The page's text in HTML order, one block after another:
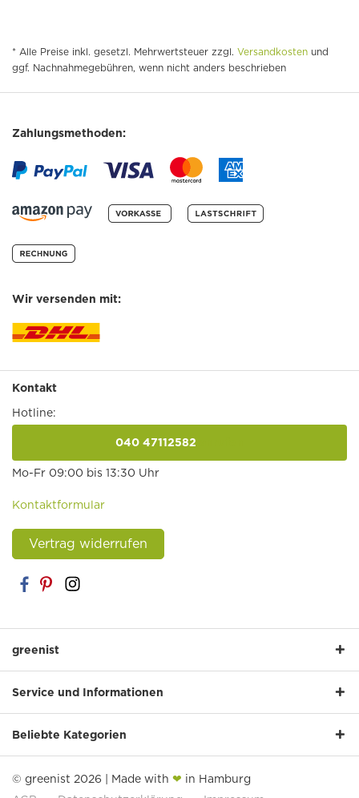
* Alle Preise inkl. gesetzl. Mehrwertsteuer zzgl. Versandkosten und
ggf. Nachnahmegebühren, wenn nicht anders beschrieben
Zahlungsmethoden:
Wir versenden mit:
Kontakt
Hotline:
040 47112582
Mo-Fr 09:00 bis 13:30 Uhr
Kontaktformular
Vertrag widerrufen
greenist
Service und Informationen
Beliebte Kategorien
© greenist 2026 | Made with ❤ in Hamburg